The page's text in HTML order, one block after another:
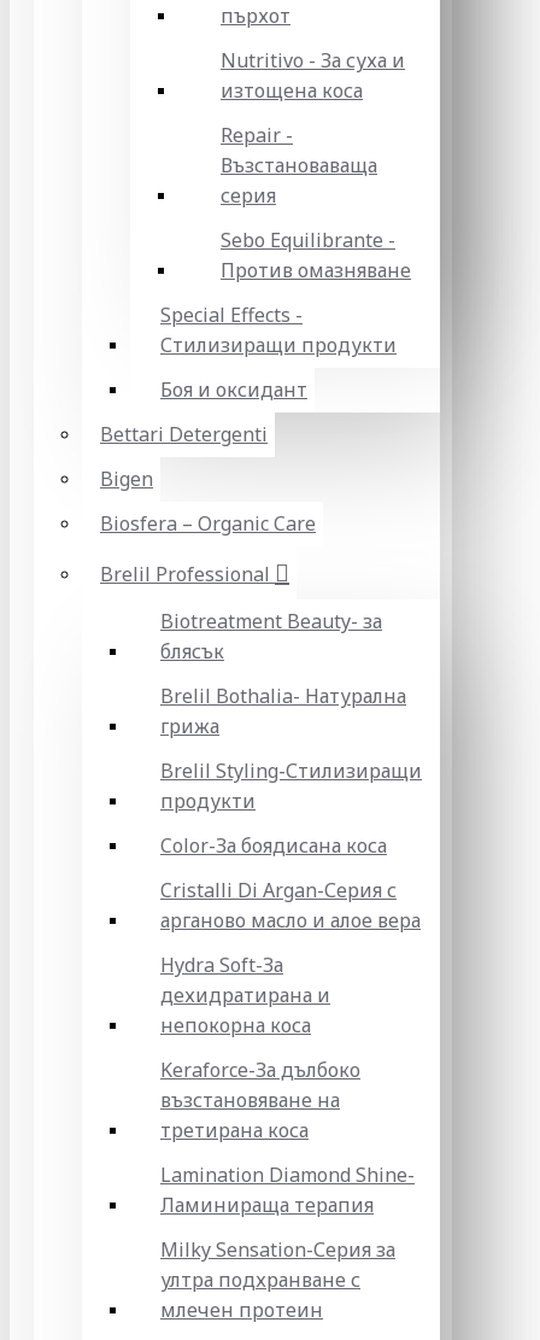
пърхот
Nutritivo - За суха и
изтощена коса
Repair -
Възстановаваща
серия
Sebo Equilibrante -
Против омазняване
Special Effects -
Стилизиращи продукти
Боя и оксидант
Bettari Detergenti
Bigen
Biosfera – Organic Care
Brelil Professional
Biotreatment Beauty- за
блясък
Brelil Bothalia- Натурална
грижа
Brelil Styling-Стилизиращи
продукти
Color-За боядисана коса
Cristalli Di Argan-Серия с
арганово масло и алое вера
Hydra Soft-За
дехидратирана и
непокорна коса
Keraforce-За дълбоко
възстановяване на
третирана коса
Lamination Diamond Shine-
Ламинираща терапия
Milky Sensation-Серия за
ултра подхранване с
млечен протеин